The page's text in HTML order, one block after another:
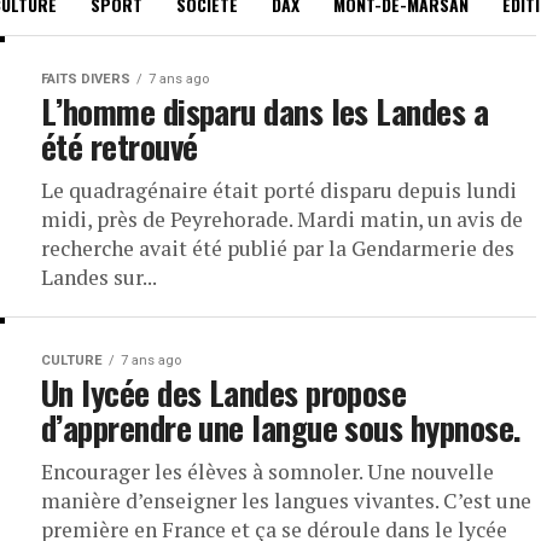
FAITS DIVERS 7 ans ago
L’homme disparu dans les Landes a
été retrouvé
Le quadragénaire était porté disparu depuis lundi
midi, près de Peyrehorade. Mardi matin, un avis de
recherche avait été publié par la Gendarmerie des
Landes sur...
CULTURE 7 ans ago
Un lycée des Landes propose
d’apprendre une langue sous hypnose.
Encourager les élèves à somnoler. Une nouvelle
manière d’enseigner les langues vivantes. C’est une
première en France et ça se déroule dans le lycée